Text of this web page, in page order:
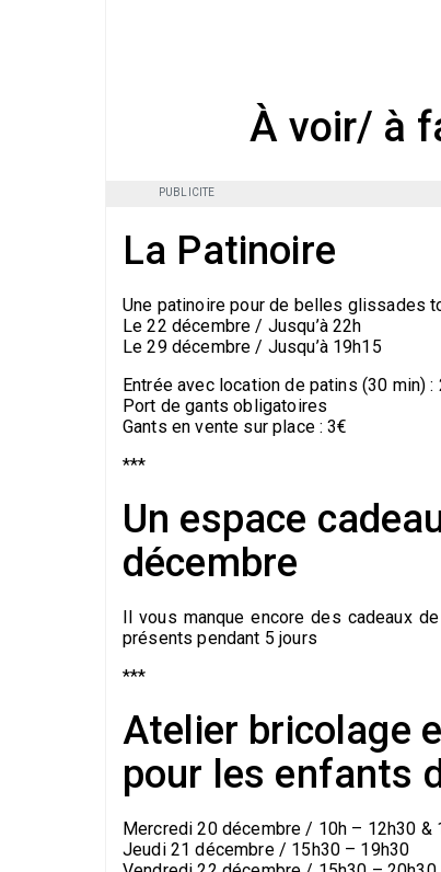
À voir/ à
PUBLICITE
La Patinoire
Une patinoire pour de belles glissades
Le 22 décembre / Jusqu’à 22h
Le 29 décembre / Jusqu’à 19h15
Entrée avec location de patins (30 min) :
Port de gants obligatoires
Gants en vente sur place : 3€
***
Un espace
décembre
Il vous manque encore des cadeaux
présents pendant 5 jours
***
Atelier bricolage
pour les enfants
Mercredi 20 décembre / 10h – 12h30 &
Jeudi 21 décembre / 15h30 – 19h30